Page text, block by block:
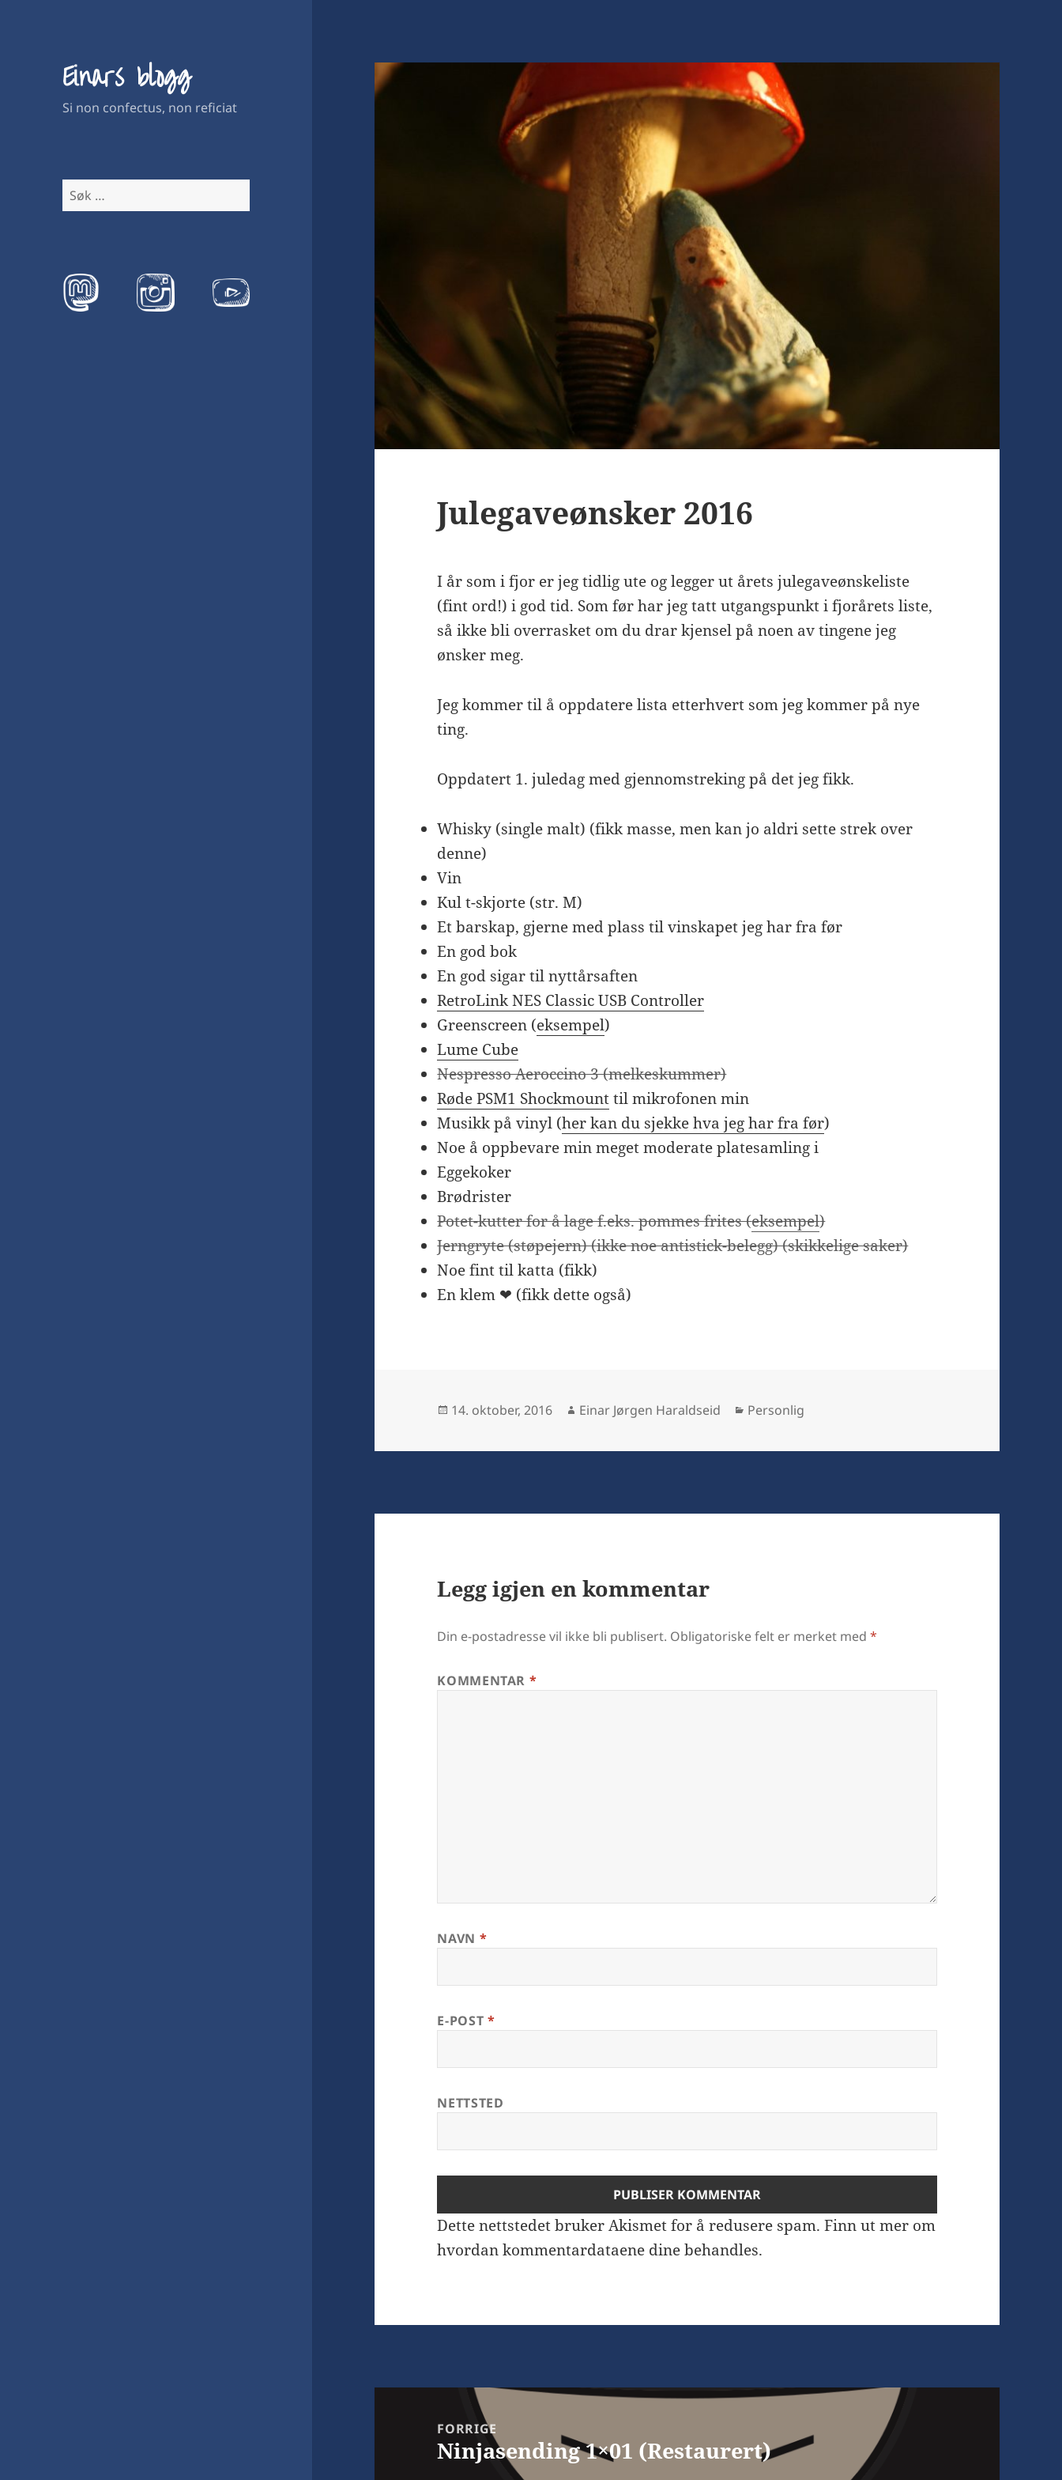
Einars blogg
Si non confectus, non reficiat
Søk
etter:
Julegaveønsker 2016
I år som i fjor er jeg tidlig ute og legger ut årets julegaveønskeliste
(fint ord!) i god tid. Som før har jeg tatt utgangspunkt i fjorårets liste,
så ikke bli overrasket om du drar kjensel på noen av tingene jeg
ønsker meg.
Jeg kommer til å oppdatere lista etterhvert som jeg kommer på nye
ting.
Oppdatert 1. juledag med gjennomstreking på det jeg fikk.
Whisky (single malt) (fikk masse, men kan jo aldri sette strek over
denne)
Vin
Kul t-skjorte (str. M)
Et barskap, gjerne med plass til vinskapet jeg har fra før
En god bok
En god sigar til nyttårsaften
RetroLink NES Classic USB Controller
Greenscreen (eksempel)
Lume Cube
Nespresso Aeroccino 3 (melkeskummer)
Røde PSM1 Shockmounttil mikrofonen min
Musikk på vinyl (her kan du sjekke hva jeg har fra før)
Noe å oppbevare min meget moderate platesamling i
Eggekoker
Brødrister
Potet-kutter for å lage f.eks. pommes frites (eksempel)
Jerngryte (støpejern) (ikke noe antistick-belegg) (skikkelige saker)
Noe fint til katta (fikk)
En klem ❤ (fikk dette også)
Publisert
14. oktober, 2016 Forfatter
Einar Jørgen Haraldseid Kategorier
Personlig
Legg igjen en kommentar
Din e-postadresse vil ikke bli publisert. Obligatoriske felt er merket med*
KOMMENTAR *
NAVN *
E-POST *
NETTSTED
Dette nettstedet bruker Akismet for å redusere spam.Finn ut mer om
hvordan kommentardataene dine behandles.
Innleggsnavigasjon
FORRIGE
Forrige
Ninjasending 1×01 (Restaurert)